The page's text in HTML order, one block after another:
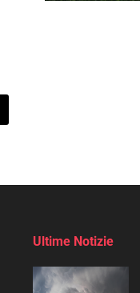
Ultime Notizie